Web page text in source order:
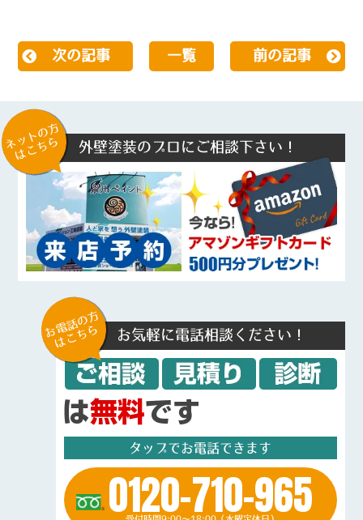
次の記事 一覧 前の記事
ネットの方
はこちら 外壁塗装のプロにご相談下さい！
お電話の方
はこちら お気軽に電話相談ください！
タップでお電話できます
0120-710-965